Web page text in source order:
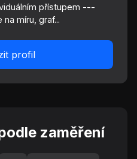
přístupem ---
míru, graf...
profil
zaměření